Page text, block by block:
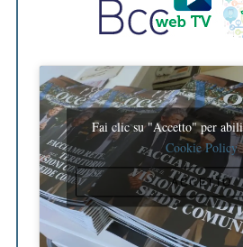
Fai clic su "Accetto" per
Cookie Policy
ACCETTO